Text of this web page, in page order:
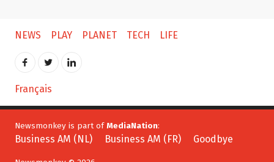
Business AM (NL) Business AM (FR)